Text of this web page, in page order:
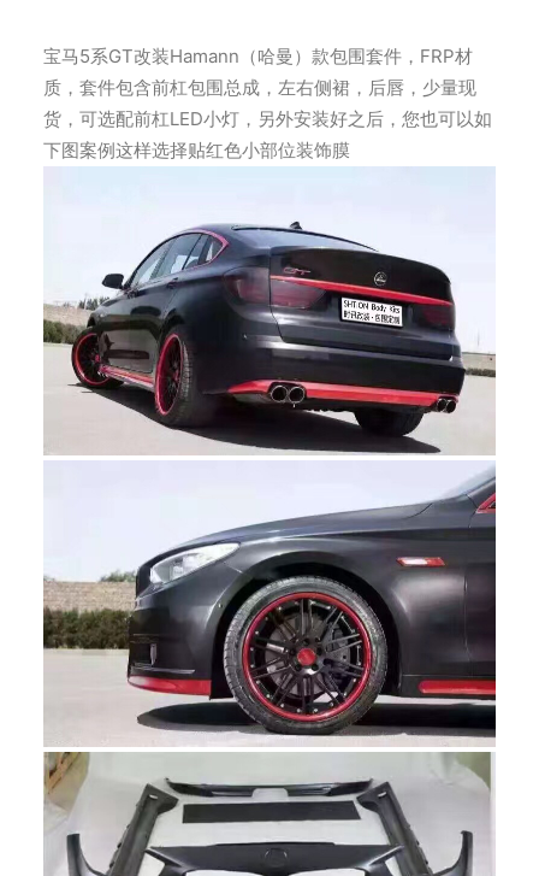
宝马5系GT改装Hamann（哈曼）款包围套件，FRP材
质，套件包含前杠包围总成，左右侧裙，后唇，少量现
货，可选配前杠LED小灯，另外安装好之后，您也可以如
下图案例这样选择贴红色小部位装饰膜